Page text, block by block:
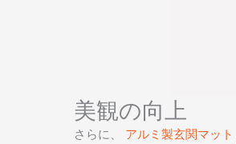
美観の向上
さらに、 アルミ製玄関マット